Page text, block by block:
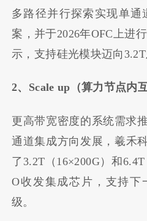
多路径并行探索实现单通
案，并于2026年OFC上进
示，支持硅光模块迈向3.2T
2、Scale up（算力节点内
更高带宽密度的系统需求
通道集成方向发展，羲禾
了3.2T（16×200G）和
O收发集成芯片，支持下
级。